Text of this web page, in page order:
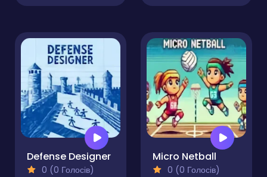
Defense Designer
0 (0 Голосів)
Micro Netball
0 (0 Голосів)